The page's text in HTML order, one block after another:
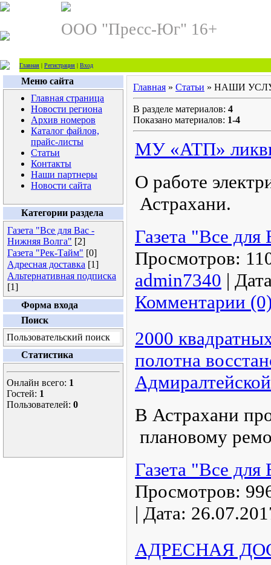
ООО "Пресс-Юг" 16+
Главная | Регистрация | Вход
Меню сайта
Главная страница
Новости региона
Архив номеров
Каталог файлов,
прайс-листы
Статьи
Контакты
Наши партнеры
Новости сайта
Категории раздела
Газета "Все для Вас -
Нижняя Волга" [2]
Газета "Рек-Тайм" [0]
Адресная доставка [1]
Альтернативная подписка
[1]
Форма входа
Поиск
Пользовательский поиск
Статистика
Онлайн всего: 1
Гостей: 1
Пользователей: 0
Главная » Статьи » НАШИ
В разделе материалов: 4
Показано материалов: 1-4
МУ «АТП»
О работе
Астрахани.
Газета "Все
Просмотров:
admin7340 |
Комментарии
2000
полотна
Адмиралтейской
В Астрахани
плановому
Газета "Все
Просмотров:
| Дата:
АДРЕСНАЯ